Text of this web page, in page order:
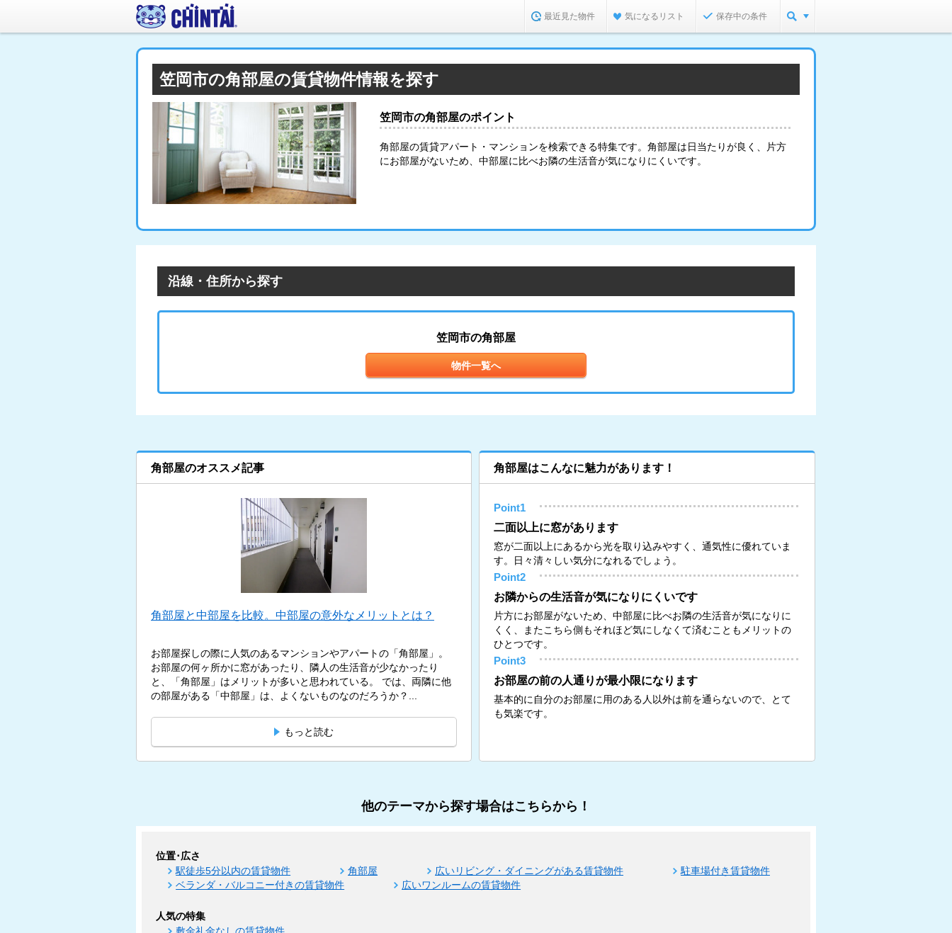
最近見た物件 気になるリスト 保存中の条件
笠岡市の角部屋の賃貸物件情報を探す
笠岡市の角部屋のポイント
角部屋の賃貸アパート・マンションを検索できる特集です。角部屋は日当たりが良く、片方
にお部屋がないため、中部屋に比べお隣の生活音が気になりにくいです。
沿線・住所から探す
笠岡市の角部屋
物件一覧へ
角部屋のオススメ記事
角部屋と中部屋を比較。中部屋の意外なメリットとは？
お部屋探しの際に人気のあるマンションやアパートの「角部屋」。
お部屋の何ヶ所かに窓があったり、隣人の生活音が少なかったり
と、「角部屋」はメリットが多いと思われている。 では、両隣に他
の部屋がある「中部屋」は、よくないものなのだろうか？...
もっと読む
角部屋はこんなに魅力があります！
Point1
二面以上に窓があります
窓が二面以上にあるから光を取り込みやすく、通気性に優れていま
す。日々清々しい気分になれるでしょう。
Point2
お隣からの生活音が気になりにくいです
片方にお部屋がないため、中部屋に比べお隣の生活音が気になりに
くく、またこちら側もそれほど気にしなくて済むこともメリットの
ひとつです。
Point3
お部屋の前の人通りが最小限になります
基本的に自分のお部屋に用のある人以外は前を通らないので、とて
も気楽です。
他のテーマから探す場合はこちらから！
位置･広さ
駅徒歩5分以内の賃貸物件 角部屋 広いリビング・ダイニングがある賃貸物件
駐車場付き賃貸物件
ベランダ・バルコニー付きの賃貸物件
広いワンルームの賃貸物件
人気の特集